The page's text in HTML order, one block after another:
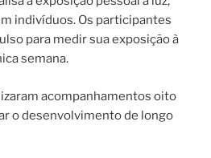
indivíduos. Os participantes
para medir sua exposição à
semana.
acompanhamentos oito
o desenvolvimento de longo